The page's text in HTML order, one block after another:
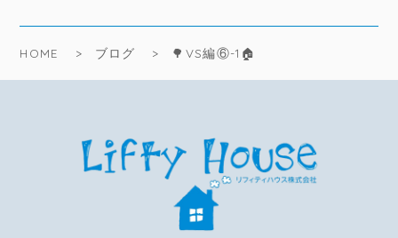
HOME ブログ 🌳VS編⑥-1🏠